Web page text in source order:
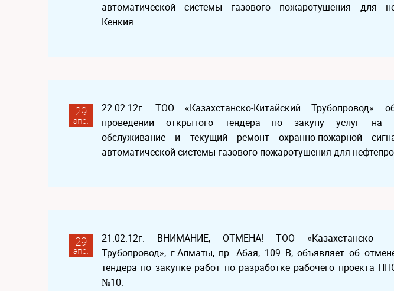
автоматической системы газового пожаротушения для
Кенкия
29
апр.
22.02.12г. ТОО «Казахстанско-Китайский Трубопровод»
проведении открытого тендера по закупу услуг на
обслуживание и текущий ремонт охранно-пожарной
автоматической системы газового пожаротушения для
29
апр.
21.02.12г. ВНИМАНИЕ, ОТМЕНА! ТОО «Казахстанско -
Трубопровод», г.Алматы, пр. Абая, 109 В, объявляет об
тендера по закупке работ по разработке рабочего проекта
№10.